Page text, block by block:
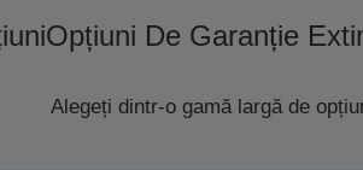
Opțiuni De Garanție
Alegeți dintr-o gamă largă de